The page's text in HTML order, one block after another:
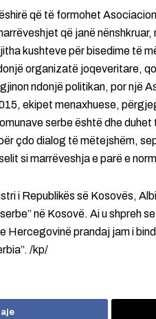
që të formohet
që janë
kushteve për bisedime të
organizatë joqeveritare,
ndonjë politikan, por një
ekipet menaxhuese,
serbe është dhe
çdo dialog të mëtejshëm,
si marrëveshja e parë e
i Republikës së Kosovës,
në Kosovë. Ai u shpreh
Hercegovinë prandaj jam i
/kp/